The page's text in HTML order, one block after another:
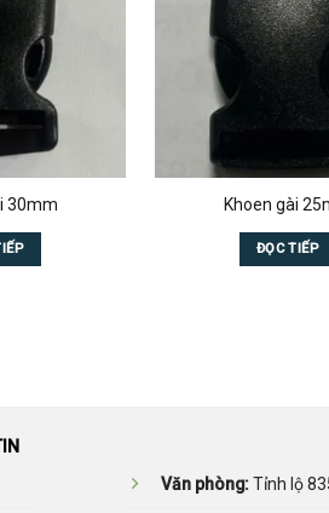
30mm Khoen gài
ĐỌC TIẾP
Văn phòng:Tỉnh lộ